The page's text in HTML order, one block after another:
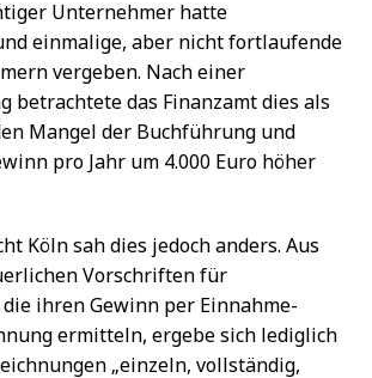
Unternehmer hatte
einmalige, aber nicht fortlaufende
vergeben. Nach einer
betrachtete das Finanzamt dies als
Mangel der Buchführung und
pro Jahr um 4.000 Euro höher
Köln sah dies jedoch anders. Aus
Vorschriften für
ihren Gewinn per Einnahme-
ermitteln, ergebe sich lediglich
„einzeln, vollständig,